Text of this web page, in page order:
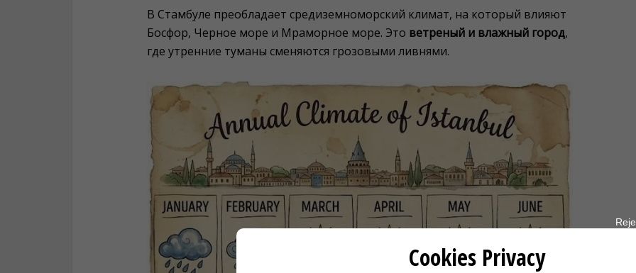
В Стамбуле преобладает средиземноморский климат, на который влияют
Босфор, Черное море и Мраморное море. Это ветреный и влажный город,
где утренние туманы сменяются грозовыми ливнями.
Cookies Privacy